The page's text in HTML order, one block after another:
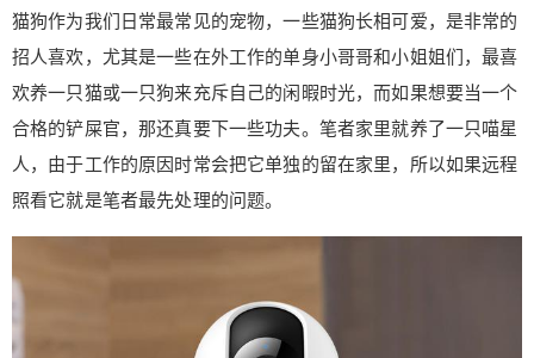
猫狗作为我们日常最常见的宠物，一些猫狗长相可爱，是非常的
招人喜欢，尤其是一些在外工作的单身小哥哥和小姐姐们，最喜
欢养一只猫或一只狗来充斥自己的闲暇时光，而如果想要当一个
合格的铲屎官，那还真要下一些功夫。笔者家里就养了一只喵星
人，由于工作的原因时常会把它单独的留在家里，所以如果远程
照看它就是笔者最先处理的问题。
进行对房间的监视，对于米家智能摄像机的设置也
是非常简单，通过米家App连接之后，我们可以对
它进行一个相应的设置，笔者这里把移动侦测打
开，只要房间内有物体移动就会远程给笔者的手机
进行信息推送，点开之后喵星人的小瓜子在镜头前
面晃悠，那一脸呆萌的模样真得让人忍俊不禁，除
了有趣还有一抹幸福感。 除此之外，米家智能摄像
是笔者智能家居生活中最容易引起笑点的智能设
备：米家扫地机器人，可以每次只要启动它，家里